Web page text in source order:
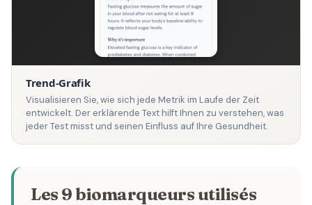
Trend-Grafik
Visualisieren Sie, wie sich jede Metrik im Laufe der Zeit
entwickelt. Der erklärende Text hilft Ihnen zu verstehen, was
jeder Test misst und seinen Einfluss auf Ihre Gesundheit.
Les 9 biomarqueurs utilisés